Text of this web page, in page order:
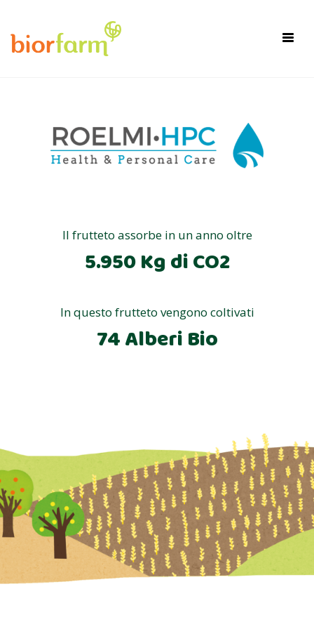
Il frutteto assorbe in un anno oltre
5.950 Kg di CO2
In questo frutteto vengono coltivati
74 Alberi Bio